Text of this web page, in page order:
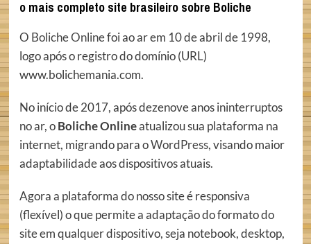
o mais completo site brasileiro sobre Boliche
O Boliche Onlinefoi ao ar em 10 de abril de 1998,
logo após o registro do domínio (URL)
www.bolichemania.com.
No início de 2017, após dezenove anos ininterruptos
no ar, oBoliche Onlineatualizou sua plataforma na
internet, migrando para oWordPress, visando maior
adaptabilidade aos dispositivos atuais.
Agora a plataforma do nosso site é responsiva
(flexível) o que permite a adaptação do formato do
site em qualquer dispositivo, seja notebook, desktop,